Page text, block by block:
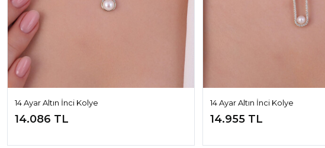
14 Ayar Altın İnci Kolye
14.086 TL
14 Ayar Altın İnci Kolye
14.955 TL